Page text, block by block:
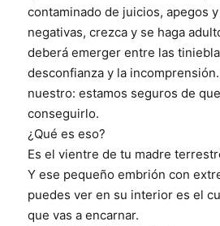
contaminado de juicios, apegos
negativas, crezca y se haga
deberá emerger entre las
desconfianza y la
nuestro: estamos seguros de
conseguirlo.
¿Qué es eso?
Es el vientre de tu madre
Y ese pequeño embrión con
puedes ver en su interior es el
que vas a encarnar.